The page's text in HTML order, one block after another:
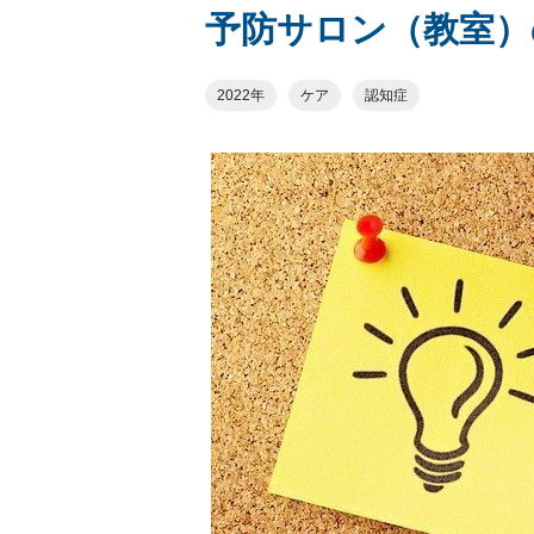
予防サロン（教室
2022年 ケア 認知症